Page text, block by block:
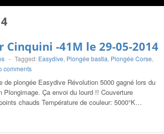
Cinquini -41M le 29-05-2014
- Tagged: Easydive, Plongée bastia, Plongée Corse,
comments
de plongée Easydive Révolution 5000 gagné lors du
Plongimage. Ça envoi du lourd !! Couverture
chauds Température de couleur: 5000°K…